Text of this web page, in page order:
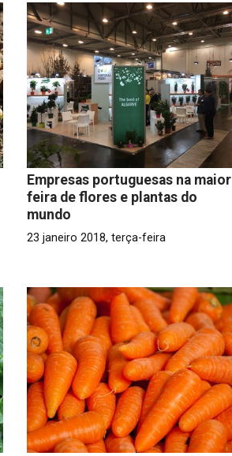
Empresas portuguesas na maior
feira de flores e plantas do
mundo
23 janeiro 2018, terça-feira